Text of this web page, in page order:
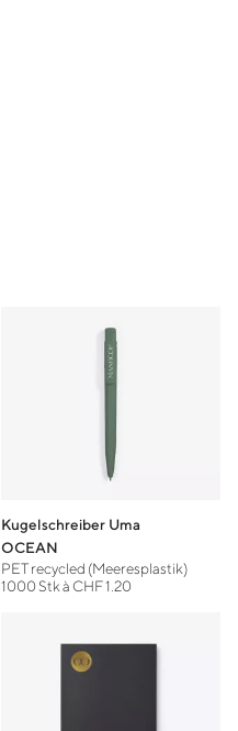
Kugelschreiber Uma
OCEAN
PET recycled (Meeresplastik)
1000 Stk à CHF 1.20